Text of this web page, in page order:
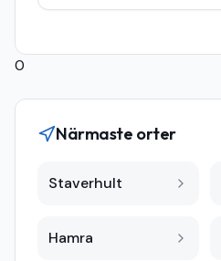
0
Närmaste orter
Staverhult
Hamra